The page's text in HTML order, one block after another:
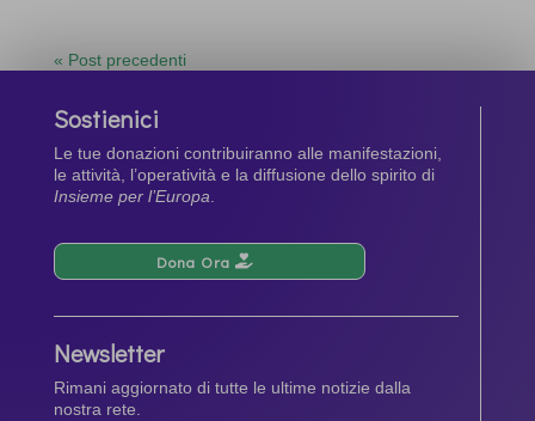
« Post precedenti
Sostienici
Le tue donazioni contribuiranno alle manifestazioni,
le attività, l’operatività e la diffusione dello spirito di
Insieme per l’Europa
Dona Ora
Newsletter
Rimani aggiornato di tutte le ultime notizie dalla
nostra rete.